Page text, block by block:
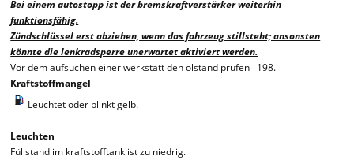
Bei einem autostopp ist der bremskraftverstärker weiterhin
funktionsfähig.
Zündschlüssel erst abziehen, wenn das fahrzeug stillsteht; ansonsten
könnte die lenkradsperre unerwartet aktiviert werden.
Vor dem aufsuchen einer werkstatt den ölstand prüfen 198.
Kraftstoffmangel
Leuchtet oder blinkt gelb.
Leuchten
Füllstand im kraftstofftank ist zu niedrig.